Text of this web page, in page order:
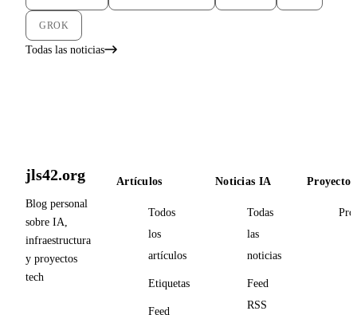
GROK
Todas las noticias
jls42.org
Blog personal
sobre IA,
infraestructura
y proyectos
tech
Artículos
Todos
los
artículos
Etiquetas
Feed
Noticias IA
Todas
las
noticias
Feed
RSS
Proyectos